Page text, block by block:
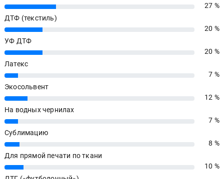
27%
27 %
ДТФ (текстиль)
20%
20 %
УФ ДТФ
20%
20 %
Латекс
7%
7 %
Экосольвент
12%
12 %
На водных чернилах
7%
7 %
Сублимацию
8%
8 %
Для прямой печати по ткани
10%
10 %